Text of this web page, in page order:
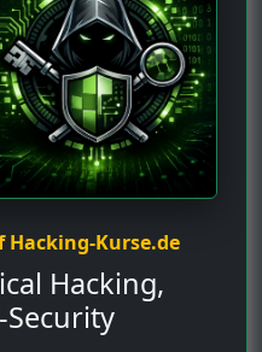
Hacking-Kurse.de
Hacking,